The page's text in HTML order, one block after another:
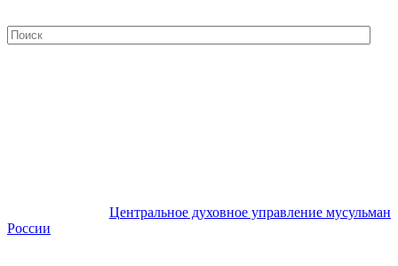
Центральное духовное управление мусульман
России